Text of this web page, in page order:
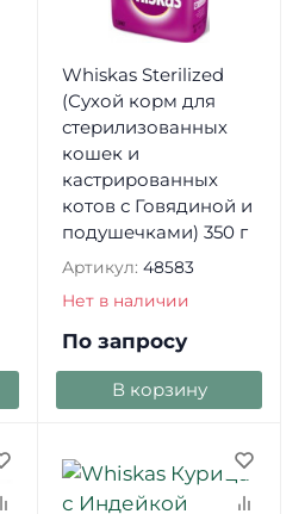
Whiskas Sterilized
(Сухой корм для
стерилизованных
кошек и
кастрированных
котов с Говядиной и
подушечками) 350 г
Артикул: 48583
Нет в наличии
По запросу
В корзину